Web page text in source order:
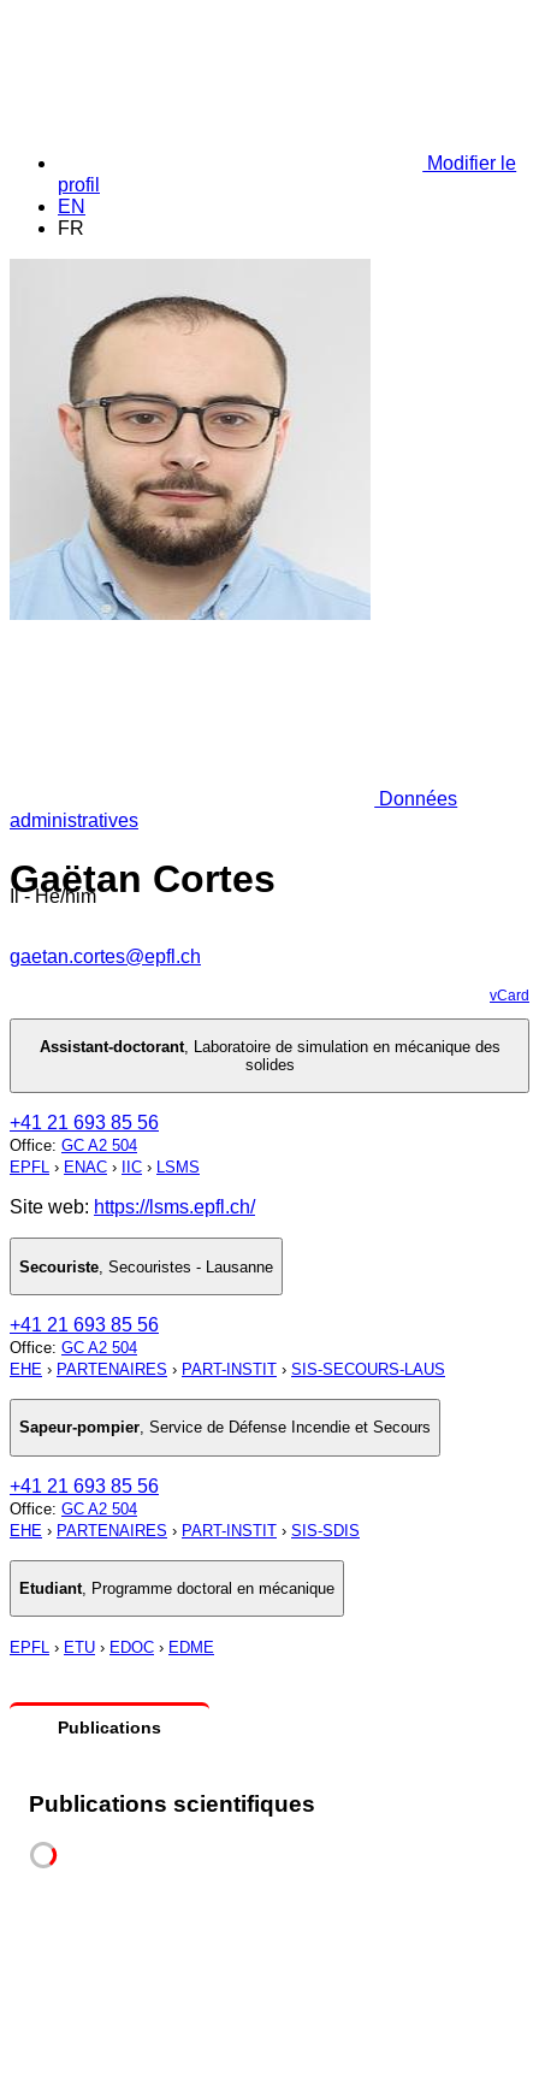
Modifier le
profil
EN
FR
Données
administratives
Gaëtan Cortes
Il - He/him
gaetan.cortes@epfl.ch
vCard
Assistant-doctorant,
Laboratoire de simulation en mécanique des
solides
+41 21 693 85 56
Office: GC A2 504
EPFL › ENAC › IIC › LSMS
Site web: https://lsms.epfl.ch/
Secouriste Secouristes - Lausanne
+41 21 693 85 56
Office: GC A2 504
EHE › PARTENAIRES › PART-INSTIT › SIS-SECOURS-LAUS
Sapeur-pompier, Service de Défense Incendie et Secours
+41 21 693 85 56
Office: GC A2 504
EHE › PARTENAIRES › PART-INSTIT › SIS-SDIS
Etudiant Programme doctoral en mécanique
EPFL › ETU › EDOC › EDME
Publications
Publications scientifiques